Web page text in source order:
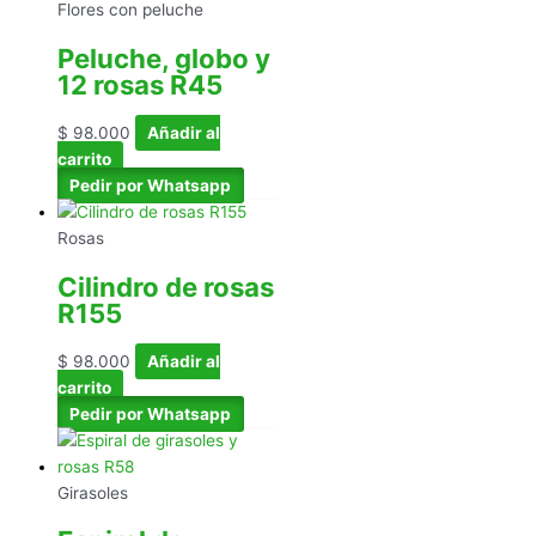
Flores con peluche
Peluche, globo y
12 rosas R45
$ 98.000
Añadir al
carrito
Pedir por Whatsapp
Rosas
Cilindro de rosas
R155
$ 98.000
Añadir al
carrito
Pedir por Whatsapp
Girasoles